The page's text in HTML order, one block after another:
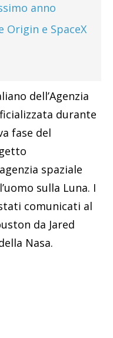
anno
Origin e SpaceX
dell’Agenzia
durante
fase del
spaziale
sulla Luna. I
comunicati al
da Jared
Nasa.